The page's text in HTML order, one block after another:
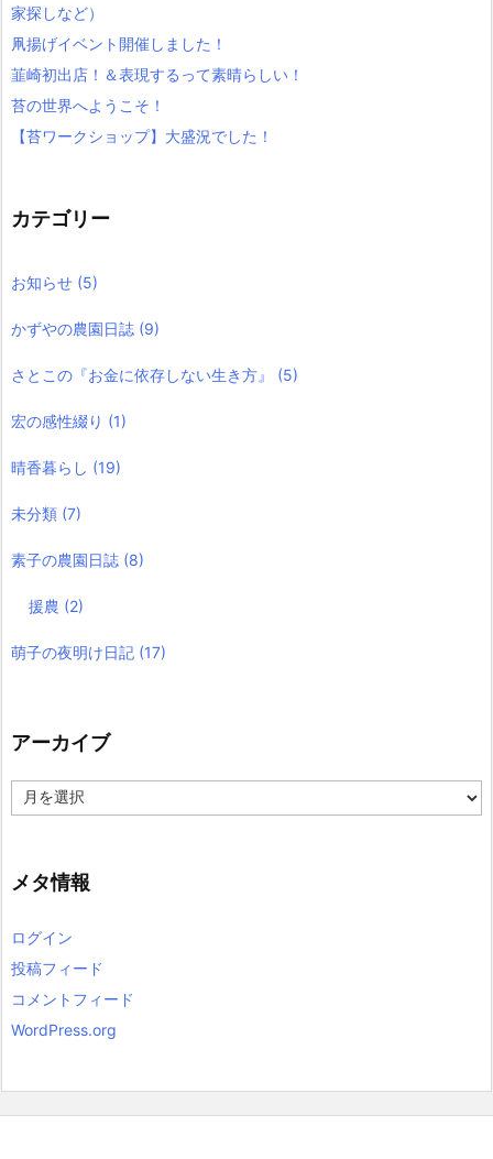
家探しなど）
凧揚げイベント開催しました！
韮崎初出店！＆表現するって素晴らしい！
苔の世界へようこそ！
【苔ワークショップ】大盛況でした！
カテゴリー
お知らせ (5)
かずやの農園日誌 (9)
さとこの『お金に依存しない生き方』 (5)
宏の感性綴り (1)
晴香暮らし (19)
未分類 (7)
素子の農園日誌 (8)
援農 (2)
萌子の夜明け日記 (17)
アーカイブ
ー
ブ
メタ情報
ログイン
投稿フィード
コメントフィード
WordPress.org